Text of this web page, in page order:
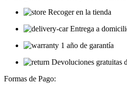
Recoger en la tienda
Entrega a
1 año de garantía
Devoluciones gratuitas
Formas de Pago: